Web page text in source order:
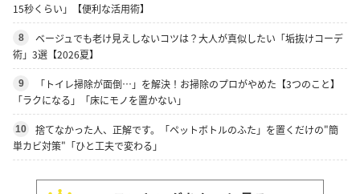
15秒くらい」【便利な活用術】
8
ベージュでも老け見えしないコツは？大人が真似したい「垢抜けコーデ
術」3選【2026夏】
9
「トイレ掃除が面倒…」を解決！お掃除のプロがやめた【3つのこと】
「ラクになる」「床にモノを置かない」
10
捨てなかった人、正解です。「ペットボトルのふた」を置くだけの"簡
単カビ対策"「ひと工夫で変わる」